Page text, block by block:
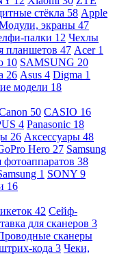
стёкла 58 Apple
экраны 47
палки 12 Чехлы
планшетов 47 Acer 1
10 SAMSUNG 20
26 Asus 4 Digma 1
модели 18
50 CASIO 16
4 Panasonic 18
26 Аксессуары 48
Hero 27 Samsung
фотоаппаратов 38
1 SONY 9
16
42 Сейф-
для сканеров 3
сканеры
кода 3 Чеки,